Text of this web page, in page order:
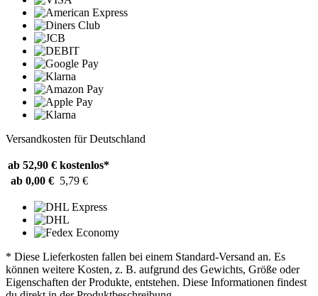
Versandkosten für Deutschland
ab 52,90 € kostenlos*
ab 0,00 € 5,79 €
* Diese Lieferkosten fallen bei einem Standard-Versand an. Es
können weitere Kosten, z. B. aufgrund des Gewichts, Größe oder
Eigenschaften der Produkte, entstehen. Diese Informationen findest